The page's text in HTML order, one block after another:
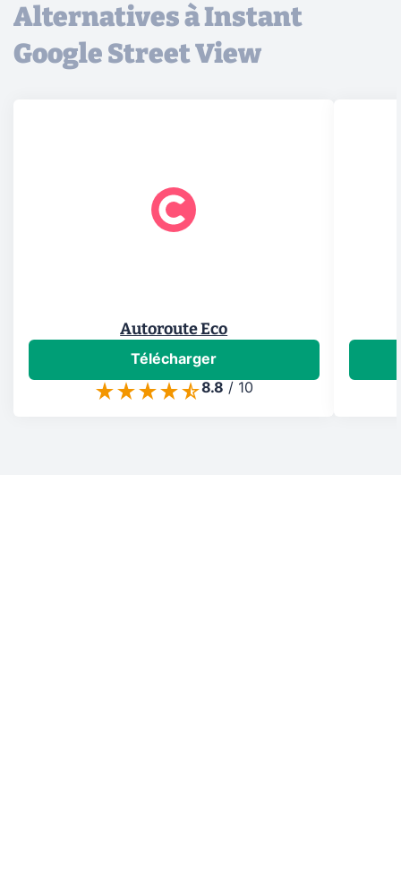
Alternatives à Instant
Google Street View
Autoroute Eco
Télécharger
8.8 / 10